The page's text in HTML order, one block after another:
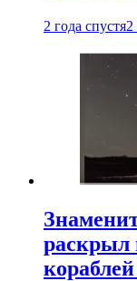
2 года спустя2
раскрыл